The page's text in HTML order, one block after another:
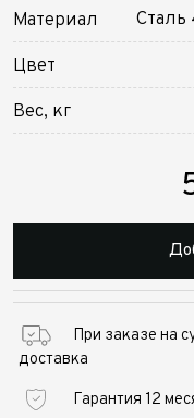
Материал
Цвет
Вес, кг
При заказе на
доставка
Гарантия 12